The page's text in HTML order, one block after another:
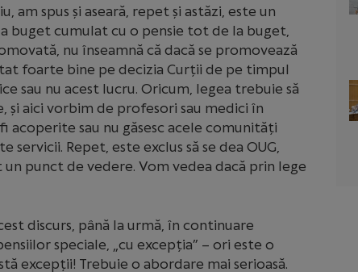
am spus și aseară, repet și astăzi, este un
buget cumulat cu o pensie tot de la buget,
nu înseamnă că dacă se promovează
foarte bine pe decizia Curții de pe timpul
sau nu acest lucru. Oricum, legea trebuie să
și aici vorbim de profesori sau medici în
sau nu găsesc acele comunități
servicii. Repet, este exclus să se dea OUG,
punct de vedere. Vom vedea dacă prin lege
discurs, până la urmă, în continuare
speciale, „cu excepția” – ori este o
excepții! Trebuie o abordare mai serioasă.